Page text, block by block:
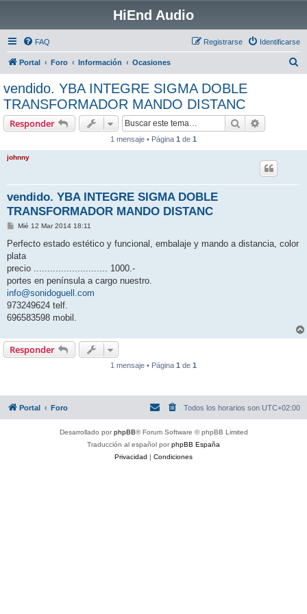
HiEnd Audio
FAQ Identificarse
Registrarse
Portal Foro Información Ocasiones
vendido. YBA INTEGRE SIGMA DOBLE
TRANSFORMADOR MANDO DISTANC
Responder Buscar
1 mensaje • Página 1 de 1
johnny
vendido. YBA INTEGRE SIGMA DOBLE
TRANSFORMADOR MANDO DISTANC
M
n
a
j
Mié 12 Mar 2014 18:11
Perfecto estado estético y funcional, embalaje y mando a distancia, color
plata
precio ........................... 1000.-
portes en península a cargo nuestro.
info@sonidoguell.com
973249624 telf.
696583598 mobil.
Responder
1 mensaje • Página 1 de 1
Portal Foro Todos los horarios son UTC+02:00
Desarrollado porphpBB® Forum Software © phpBB Limited
Traducción al español porphpBB España
Privacidad | Condiciones